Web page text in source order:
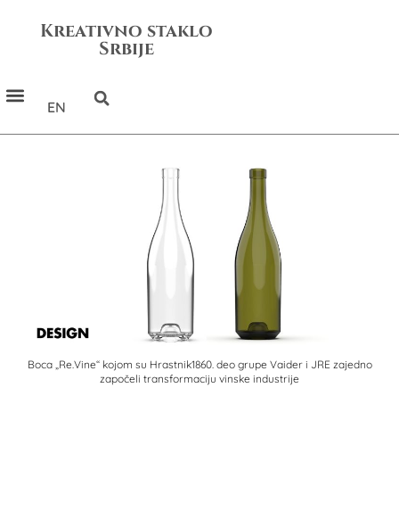
Kreativno staklo
Srbije
EN
Boca „Re.Vine“ kojom su Hrastnik1860. deo grupe Vaider i JRE zajedno
započeli transformaciju vinske industrije